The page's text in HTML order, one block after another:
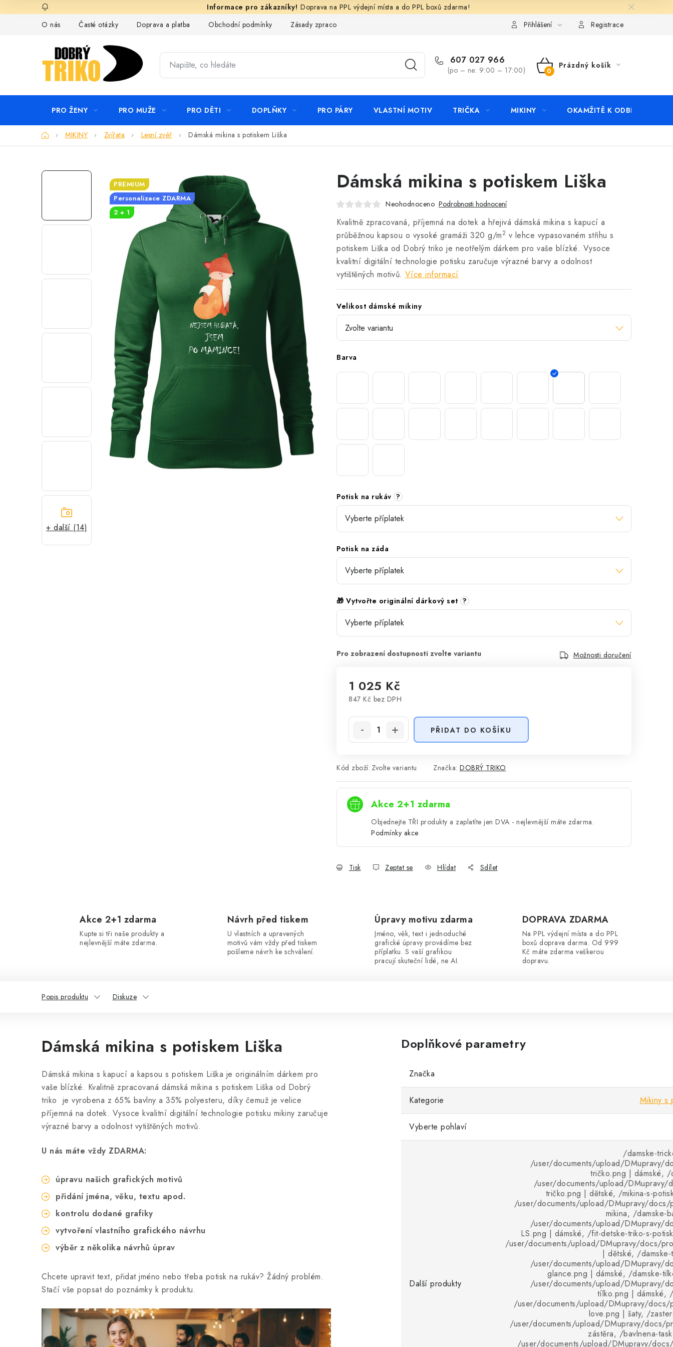
na
Doprava na PPL výdejní místa a do PPL boxů zdarma!
O nás
Časté otázky Doprava a platba Obchodní podmínky Zásady zpracování ochrany osobních údajů KontaktyPřihlášení Registrace
607 027 966
(po – ne: 9:00 – 17:00)
NÁKUPNÍ
Prázdný košík
PRO ŽENY PRO MUŽE PRO DĚTI DOPLŇKY PRO PÁRY VLASTNÍ MOTIV TRIČKA MIKINY OKAMŽITĚ K ODBĚRU
DomůMIKINY Zvířata Lesní zvěř Dámská mikina s potiskem Liška
+ další (14)
Dámská mikina s potiskem Liška
Neohodnoceno Podrobnosti hodnocení
Kvalitně zpracovaná, příjemná na dotek a hřejivá dámská mikina s kapucí a
průběžnou kapsou o vysoké gramáži 320 g/m2 v lehce vypasovaném střihu s
potiskem Liška od Dobrý triko je neotřelým dárkem pro vaše blízké. Vysoce
kvalitní digitální technologie potisku zaručuje výrazné barvy a odolnost
vytištěných motivů. Více informací
Velikost dámské mikiny
Barva
Potisk na rukáv ?
Potisk na záda
🎁 Vytvořte originální dárkový set ?
Možnosti doručení
1 025 Kč
847 Kč bez DPH
PŘIDAT DO KOŠÍKU
Kód zboží: Zvolte variantu Značka: DOBRÝ TRIKO
Akce 2+1 zdarma
Objednejte TŘI produkty a zaplatíte jen DVA - nejlevnější máte zdarma.
Podmínky akce
Tisk Zeptat se Hlídat Sdílet
PREMIUM
Personalizace ZDARMA
2 + 1
Akce 2+1 zdarma
Kupte si tři naše produkty a
nejlevnější máte zdarma.
Návrh před tiskem
U vlastních a upravených
motivů vám vždy před tiskem
pošleme návrh ke schválení.
Úpravy motivu zdarma
Jméno, věk, text i jednoduché
grafické úpravy provádíme bez
příplatku. S vaší grafikou
pracují skuteční lidé, ne AI.
DOPRAVA ZDARMA
Na PPL výdejní místa a do PPL
boxů doprava darma. Od 999
Kč máte zdarma veškerou
dopravu.
Popis produktu Diskuze
Dámská mikina s potiskem Liška
Dámská mikina s kapucí a kapsou s potiskem Liška je originálním dárkem pro
vaše blízké. Kvalitně zpracovaná dámská mikina s potiskem Liška od Dobrý
triko je vyrobena z 65% bavlny a 35% polyesteru, díky čemuž je velice
příjemná na dotek. Vysoce kvalitní digitální technologie potisku mikiny zaručuje
výrazné barvy a odolnost vytištěných motivů.
U nás máte vždy ZDARMA:
úpravu našich grafických motivů
přidání jména, věku, textu apod.
kontrolu dodané grafiky
vytvoření vlastního grafického návrhu
výběr z několika návrhů úprav
Chcete upravit text, přidat jméno nebo třeba potisk na rukáv? Žádný problém.
Stačí vše popsat do poznámky k produktu.
Doplňkové parametry
Značka
Kategorie Mikiny s
Vyberte pohlaví
Další produkty
/damske-
/user/documents/upload/DMupravy/
tričko.png | dámské,
/user/documents/upload/DMupravy/
tričko.png | dětské, /mikina-s-
/user/documents/upload/DMupravy/docs/
mikina, /damske-
/user/documents/upload/DMupravy/
LS.png | dámské, /fit-detske-triko-s-
/user/documents/upload/DMupravy/docs/
| dětské, /
/user/documents/upload/DMupravy/
glance.png | dámské, /damske-
/user/documents/upload/DMupravy/
tílko.png | dámské,
/user/documents/upload/DMupravy/docs/
love.png | šaty, /
/user/documents/upload/DMupravy/docs/
zástěra, /bavlnena-
/user/documents/upload/DMupravy/